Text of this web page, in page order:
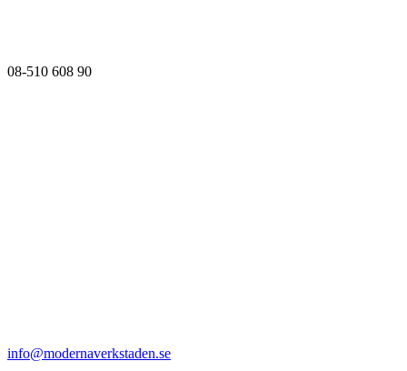
08-510 608 90
info@modernaverkstaden.se